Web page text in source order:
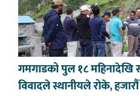
गमगाडको पुल १८ महिनादेखि
विवादले स्थानीयले रोके,